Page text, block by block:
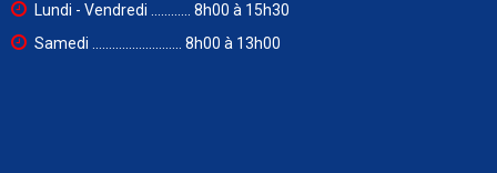
Lundi - Vendredi ............ 8h00 à 15h30
Samedi ........................... 8h00 à 13h00